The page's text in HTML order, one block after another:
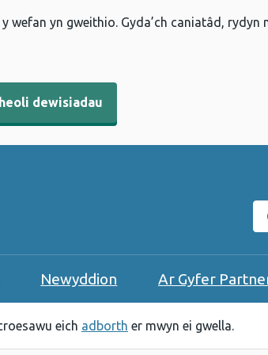
wefan yn gweithio. Gyda’ch caniatâd,
dewisiadau
Newyddion Ar Gyfer
eich adborth er mwyn ei gwella.